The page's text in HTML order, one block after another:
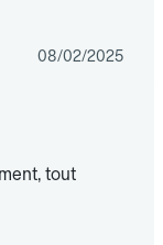
08/02/2025
tout